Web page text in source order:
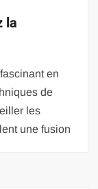
la
en
de
les
une fusion